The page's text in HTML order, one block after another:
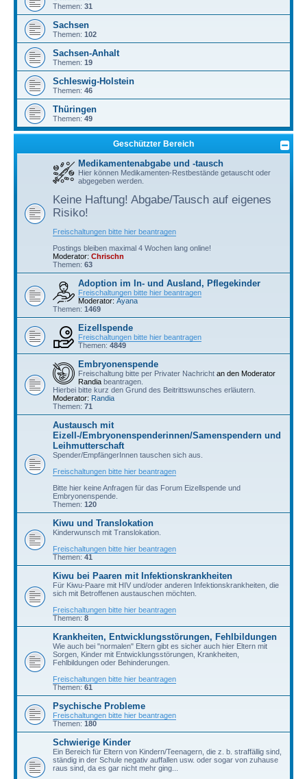
Themen: 31
Sachsen
Themen: 102
Sachsen-Anhalt
Themen: 19
Schleswig-Holstein
Themen: 46
Thüringen
Themen: 49
Geschützter Bereich
Medikamentenabgabe und -tausch
Hier können Medikamenten-Restbestände getauscht oder
abgegeben werden.
Keine Haftung! Abgabe/Tausch auf eigenes
Risiko!
Freischaltungen bitte hier beantragen
Postings bleiben maximal 4 Wochen lang online!
Moderator: Chrischn
Themen: 63
Adoption im In- und Ausland, Pflegekinder
Freischaltungen bitte hier beantragen
Moderator: Ayana
Themen: 1469
Eizellspende
Freischaltungen bitte hier beantragen
Themen: 4849
Embryonenspende
Freischaltung bitte per Privater Nachricht an den Moderator
Randia beantragen.
Hierbei bitte kurz den Grund des Beitrittswunsches erläutern.
Moderator: Randia
Themen: 71
Austausch mit
Eizell-/Embryonenspenderinnen/Samenspendern und
Leihmutterschaft
Spender/EmpfängerInnen tauschen sich aus.
Freischaltungen bitte hier beantragen
Bitte hier keine Anfragen für das Forum Eizellspende und
Embryonenspende.
Themen: 120
Kiwu und Translokation
Kinderwunsch mit Translokation.
Freischaltungen bitte hier beantragen
Themen: 41
Kiwu bei Paaren mit Infektionskrankheiten
Für Kiwu-Paare mit HIV und/oder anderen Infektionskrankheiten, die
sich mit Betroffenen austauschen möchten.
Freischaltungen bitte hier beantragen
Themen: 8
Krankheiten, Entwicklungsstörungen, Fehlbildungen
Wie auch bei "normalen" Eltern gibt es sicher auch hier Eltern mit
Sorgen, Kinder mit Entwicklungsstörungen, Krankheiten,
Fehlbildungen oder Behinderungen.
Freischaltungen bitte hier beantragen
Themen: 61
Psychische Probleme
Freischaltungen bitte hier beantragen
Themen: 180
Schwierige Kinder
Ein Bereich für Eltern von Kindern/Teenagern, die z. b. straffällig sind,
ständig in der Schule negativ auffallen usw. oder sogar von zuhause
raus sind, da es gar nicht mehr ging...